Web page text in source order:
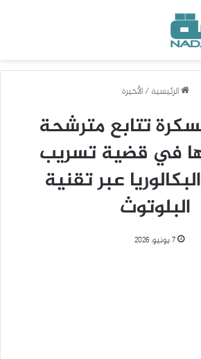
الرئيسية / الأخيرة
تتابع مترشحة
في قضية تسريب
عبر تقنية
البلوتوث
7 يونيو، 2026